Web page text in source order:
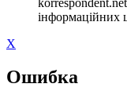
інформаційних
X
Ошибка